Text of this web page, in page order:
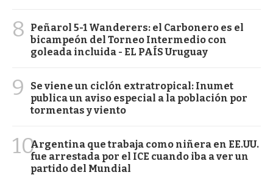
8
Peñarol 5-1 Wanderers: el Carbonero es el
bicampeón del Torneo Intermedio con
goleada incluida - EL PAÍS Uruguay
9
Se viene un ciclón extratropical: Inumet
publica un aviso especial a la población por
tormentas y viento
10Argentina que trabaja como niñera en EE.UU.
fue arrestada por el ICE cuando iba a ver un
partido del Mundial